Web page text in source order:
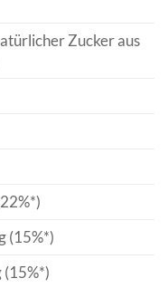
Zucker aus
(15%*)
(15%*)